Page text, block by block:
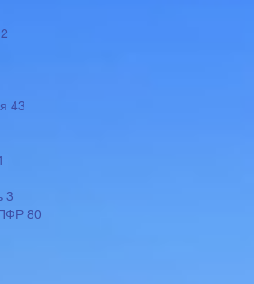
43
3
80